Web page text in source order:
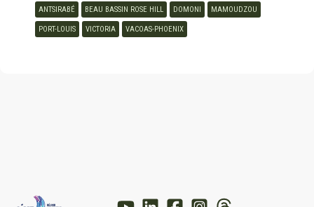
ANTSIRABÉ BEAU BASSIN ROSE HILL DOMONI MAMOUDZOU
PORT-LOUIS VICTORIA VACOAS-PHOENIX